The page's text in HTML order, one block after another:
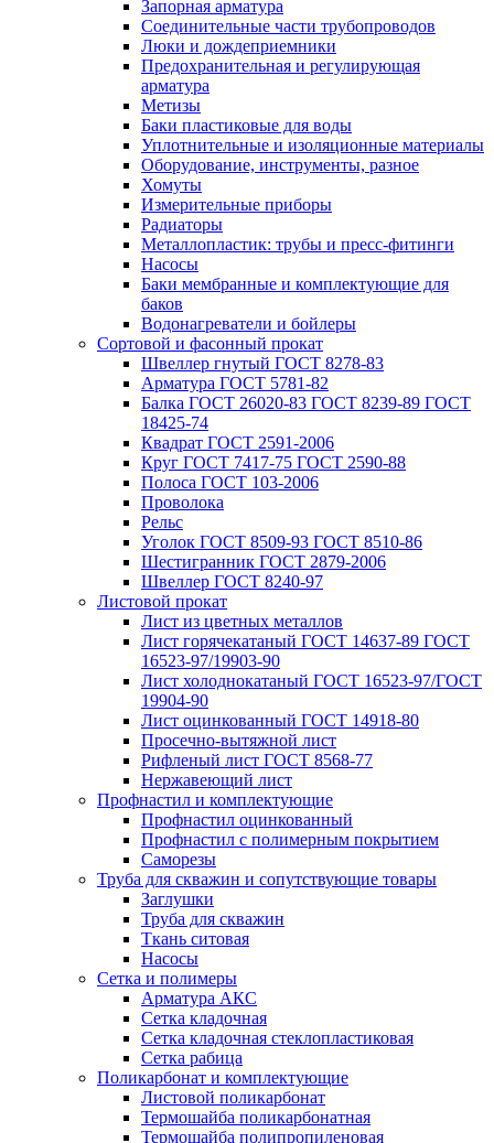
Запорная арматура
Соединительные части трубопроводов
Люки и дождеприемники
Предохранительная и регулирующая
арматура
Метизы
Баки пластиковые для воды
Уплотнительные и изоляционные материалы
Оборудование, инструменты, разное
Хомуты
Измерительные приборы
Радиаторы
Металлопластик: трубы и пресс-фитинги
Насосы
Баки мембранные и комплектующие для
баков
Водонагреватели и бойлеры
Сортовой и фасонный прокат
Швеллер гнутый ГОСТ 8278-83
Арматура ГОСТ 5781-82
Балка ГОСТ 26020-83 ГОСТ 8239-89 ГОСТ
18425-74
Квадрат ГОСТ 2591-2006
Круг ГОСТ 7417-75 ГОСТ 2590-88
Полоса ГОСТ 103-2006
Проволока
Рельс
Уголок ГОСТ 8509-93 ГОСТ 8510-86
Шестигранник ГОСТ 2879-2006
Швеллер ГОСТ 8240-97
Листовой прокат
Лист из цветных металлов
Лист горячекатаный ГОСТ 14637-89 ГОСТ
16523-97/19903-90
Лист холоднокатаный ГОСТ 16523-97/ГОСТ
19904-90
Лист оцинкованный ГОСТ 14918-80
Просечно-вытяжной лист
Рифленый лист ГОСТ 8568-77
Нержавеющий лист
Профнастил и комплектующие
Профнастил оцинкованный
Профнастил с полимерным покрытием
Саморезы
Труба для скважин и сопутствующие товары
Заглушки
Труба для скважин
Ткань ситовая
Насосы
Сетка и полимеры
Арматура АКС
Сетка кладочная
Сетка кладочная стеклопластиковая
Сетка рабица
Поликарбонат и комплектующие
Листовой поликарбонат
Термошайба поликарбонатная
Термошайба полипропиленовая